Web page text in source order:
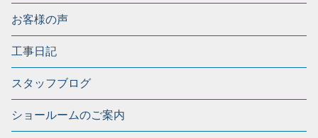
お客様の声
工事日記
スタッフブログ
ショールームのご案内